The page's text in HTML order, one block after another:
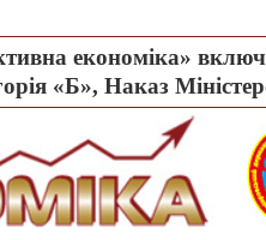
економіка»
«Б», Наказ